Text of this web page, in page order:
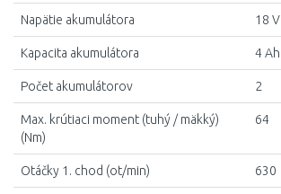
Napätie akumulátora 18 V
Kapacita akumulátora 4 Ah
Počet akumulátorov 2
Max. krútiaci moment (tuhý / mäkký)
(Nm)
64
Otáčky 1. chod (ot/min) 630